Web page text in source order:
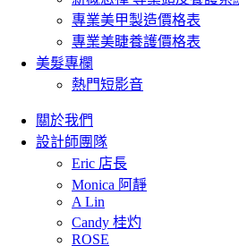
專業美甲製造價格表
專業美睫養護價格表
美髮專欄
熱門短影音
關於我們
設計師團隊
Eric 店長
Monica 阿靜
A Lin
Candy 桂灼
ROSE